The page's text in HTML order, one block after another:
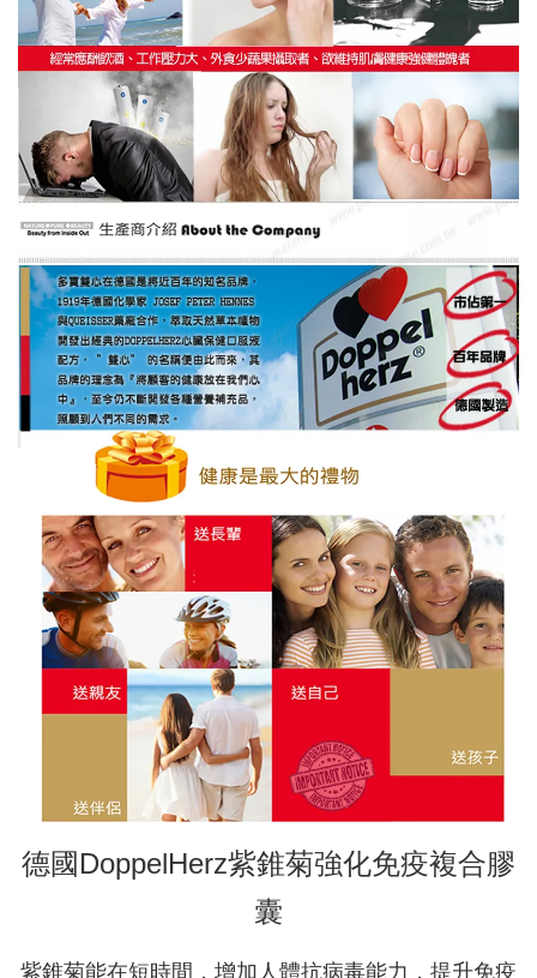
德國DoppelHerz紫錐菊強化免疫複合膠
囊
紫錐菊能在短時間，增加人體抗病毒能力，提升免疫